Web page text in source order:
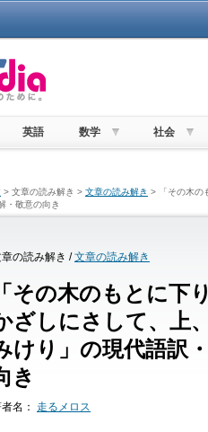
英語 数学 社会
> 文章の読み解き > 文章の読み解き > 「その木の
・敬意の向き
の読み解き /文章の読み解き
「その木のもとに下
ざしにさして、上
けり」の現代語訳
き
名： 走るメロス